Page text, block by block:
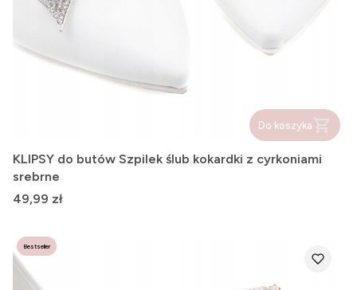
Do koszyka
KLIPSY do butów Szpilek ślub kokardki z cyrkoniami
srebrne
Cena
49,99 zł
Bestseller